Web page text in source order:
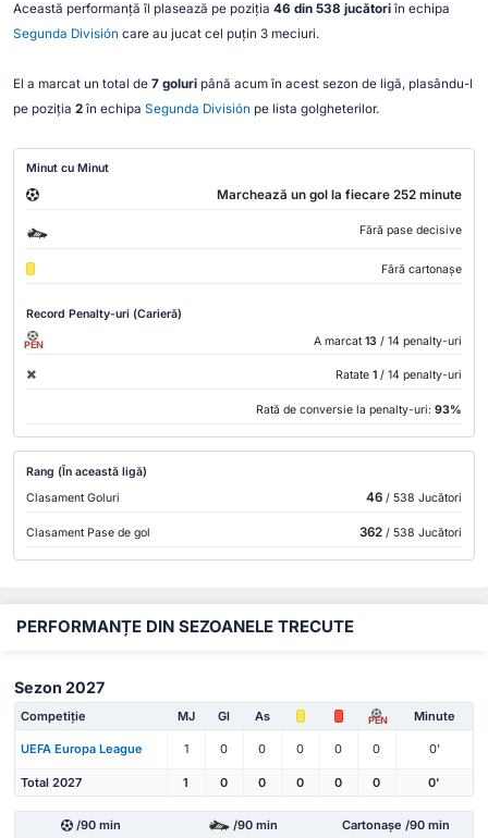
Această performanță îl plasează pe poziția 46 din 538 jucătoriîn echipa
Segunda División care au jucat cel puțin 3 meciuri.
El a marcat un total de 7 goluripână acum în acest sezon de ligă, plasându-l
pe poziția 2în echipa Segunda División pe lista golgheterilor.
Minut cu Minut
Marchează un gol la fiecare 252 minute
Fără pase decisive
Fără cartonașe
Record Penalty-uri (Carieră)
PEN A marcat 13 / 14 penalty-uri
Ratate 1 / 14 penalty-uri
Rată de conversie la penalty-uri: 93%
Rang (În această ligă)
Clasament Goluri
46/ 538 Jucători
Clasament Pase de gol 362/ 538 Jucători
PERFORMANȚE DIN SEZOANELE TRECUTE
Sezon 2027
Competiție MJ Gl As PEN Minute
UEFA Europa League 1 0 0 0 0 0 0'
Total 2027 1 0 0 0 0 0 0'
/90 min /90 min Cartonașe /90 min